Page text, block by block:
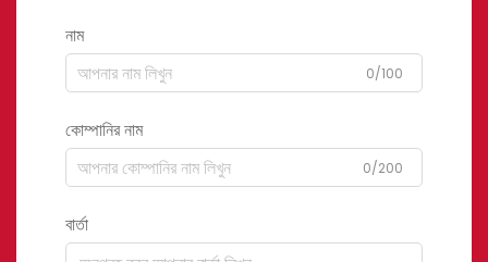
নাম
0/100
কোম্পানির নাম
0/200
বার্তা